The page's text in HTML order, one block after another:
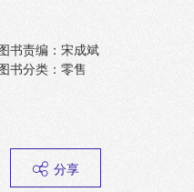
书责编：宋成斌
书分类：零售
分享